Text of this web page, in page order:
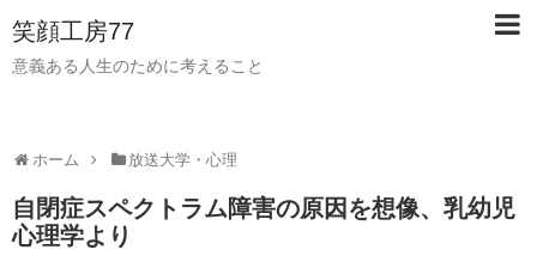
笑顔工房77
意義ある人生のために考えること
ホーム 放送大学・心理
自閉症スペクトラム障害の原因を想像、乳幼児
心理学より